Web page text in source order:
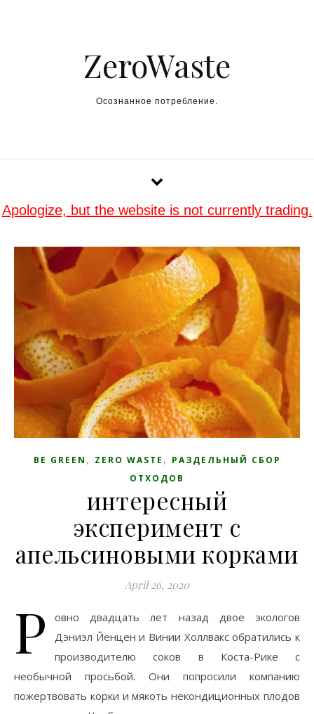
ZeroWaste
Осознанное потребление.
Apologize, but the website is not currently trading.
BE GREEN , ZERO WASTE , РАЗДЕЛЬНЫЙ СБОР
ОТХОДОВ
интересный
эксперимент с
апельсиновыми корками
April 26, 2020
Р
овно двадцать лет назад двое экологов
Дэниэл Йенцен и Винии Холлвакс обратились к
производителю соков в Коста-Рике с
необычной просьбой. Они попросили компанию
пожертвовать корки и мякоть некондиционных плодов